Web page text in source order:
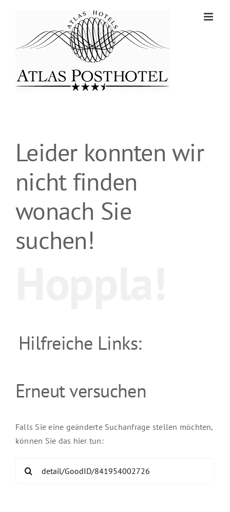
Leider konnten wir
nicht finden
wonach Sie
suchen!
Hilfreiche Links:
Erneut versuchen
Falls Sie eine geänderte Suchanfrage stellen möchten,
können Sie das hier tun: